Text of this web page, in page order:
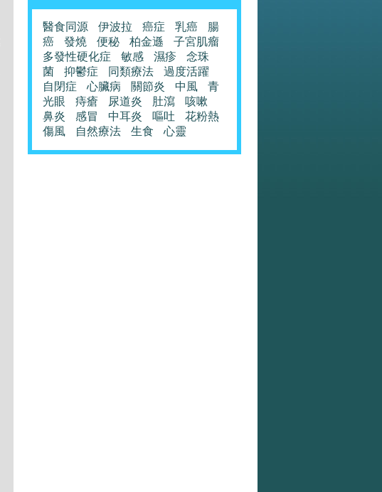
醫食同源 伊波拉 癌症 乳癌
腸
癌
發燒 便秘 柏金遜
子宮肌瘤
多發性硬化症
敏感 濕疹
念珠
菌
抑鬱症 同類療法
過度活躍
自閉症
心臟病 關節炎 中風
青
光眼
痔瘡 尿道炎 肚瀉
咳嗽
鼻炎
感冒 中耳炎 嘔吐
花粉熱
傷風
自然療法 生食 心靈